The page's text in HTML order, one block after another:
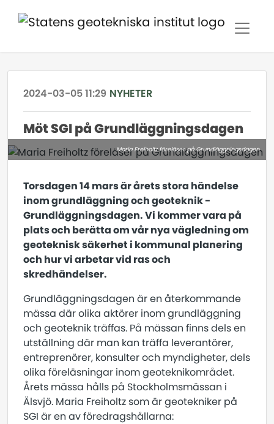
2024-03-05 11:29 NYHETER
Möt SGI på Grundläggningsdagen
Maria Freiholtz föreläser på Grundläggningsdagen
Torsdagen 14 mars är årets stora händelse
inom grundläggning och geoteknik -
Grundläggningsdagen. Vi kommer vara på
plats och berätta om vår nya vägledning om
geoteknisk säkerhet i kommunal planering
och hur vi arbetar vid ras och
skredhändelser.
Grundläggningsdagen är en återkommande
mässa där olika aktörer inom grundläggning
och geoteknik träffas. På mässan finns dels en
utställning där man kan träffa leverantörer,
entreprenörer, konsulter och myndigheter, dels
olika föreläsningar inom geoteknikområdet.
Årets mässa hålls på Stockholmsmässan i
Älsvjö. Maria Freiholtz som är geotekniker på
SGI är en av föredragshållarna: